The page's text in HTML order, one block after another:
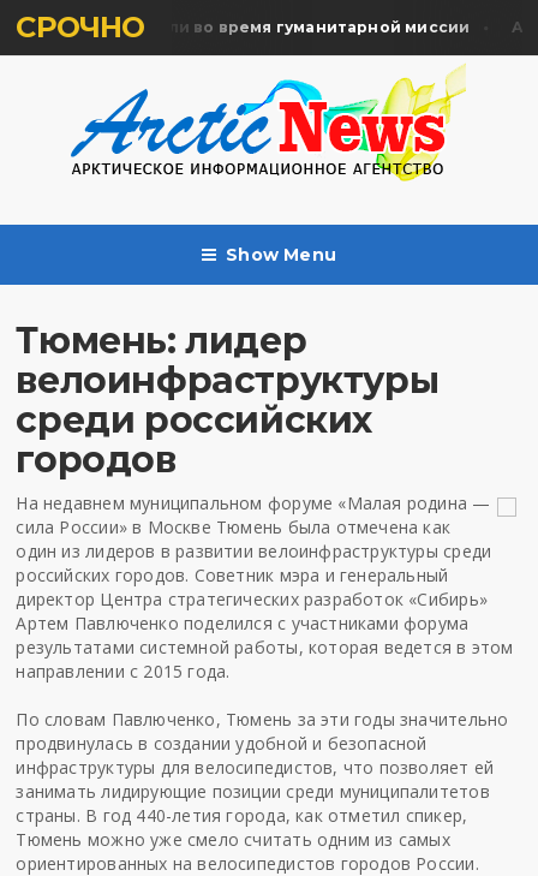
СРОЧНО
жертв почтили во время гуманитарной миссии
Show Menu
Тюмень: лидер
велоинфраструктуры
среди российских
городов
На недавнем муниципальном форуме «Малая родина —
сила России» в Москве Тюмень была отмечена как
один из лидеров в развитии велоинфраструктуры среди
российских городов. Советник мэра и генеральный
директор Центра стратегических разработок «Сибирь»
Артем Павлюченко поделился с участниками форума
результатами системной работы, которая ведется в этом
направлении с 2015 года.
По словам Павлюченко, Тюмень за эти годы значительно
продвинулась в создании удобной и безопасной
инфраструктуры для велосипедистов, что позволяет ей
занимать лидирующие позиции среди муниципалитетов
страны. В год 440-летия города, как отметил спикер,
Тюмень можно уже смело считать одним из самых
ориентированных на велосипедистов городов России.